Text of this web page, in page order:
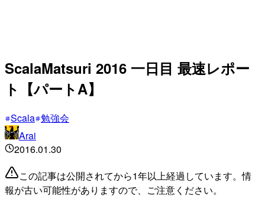
ScalaMatsuri 2016 一日目 最速レポー
ト【パートA】
Scala 勉強会
Arai
2016.01.30
この記事は公開されてから1年以上経過しています。情
報が古い可能性がありますので、ご注意ください。